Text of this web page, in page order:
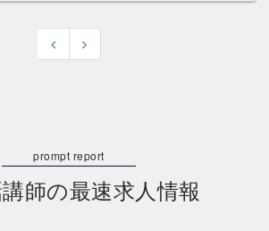
師の最速求人情報